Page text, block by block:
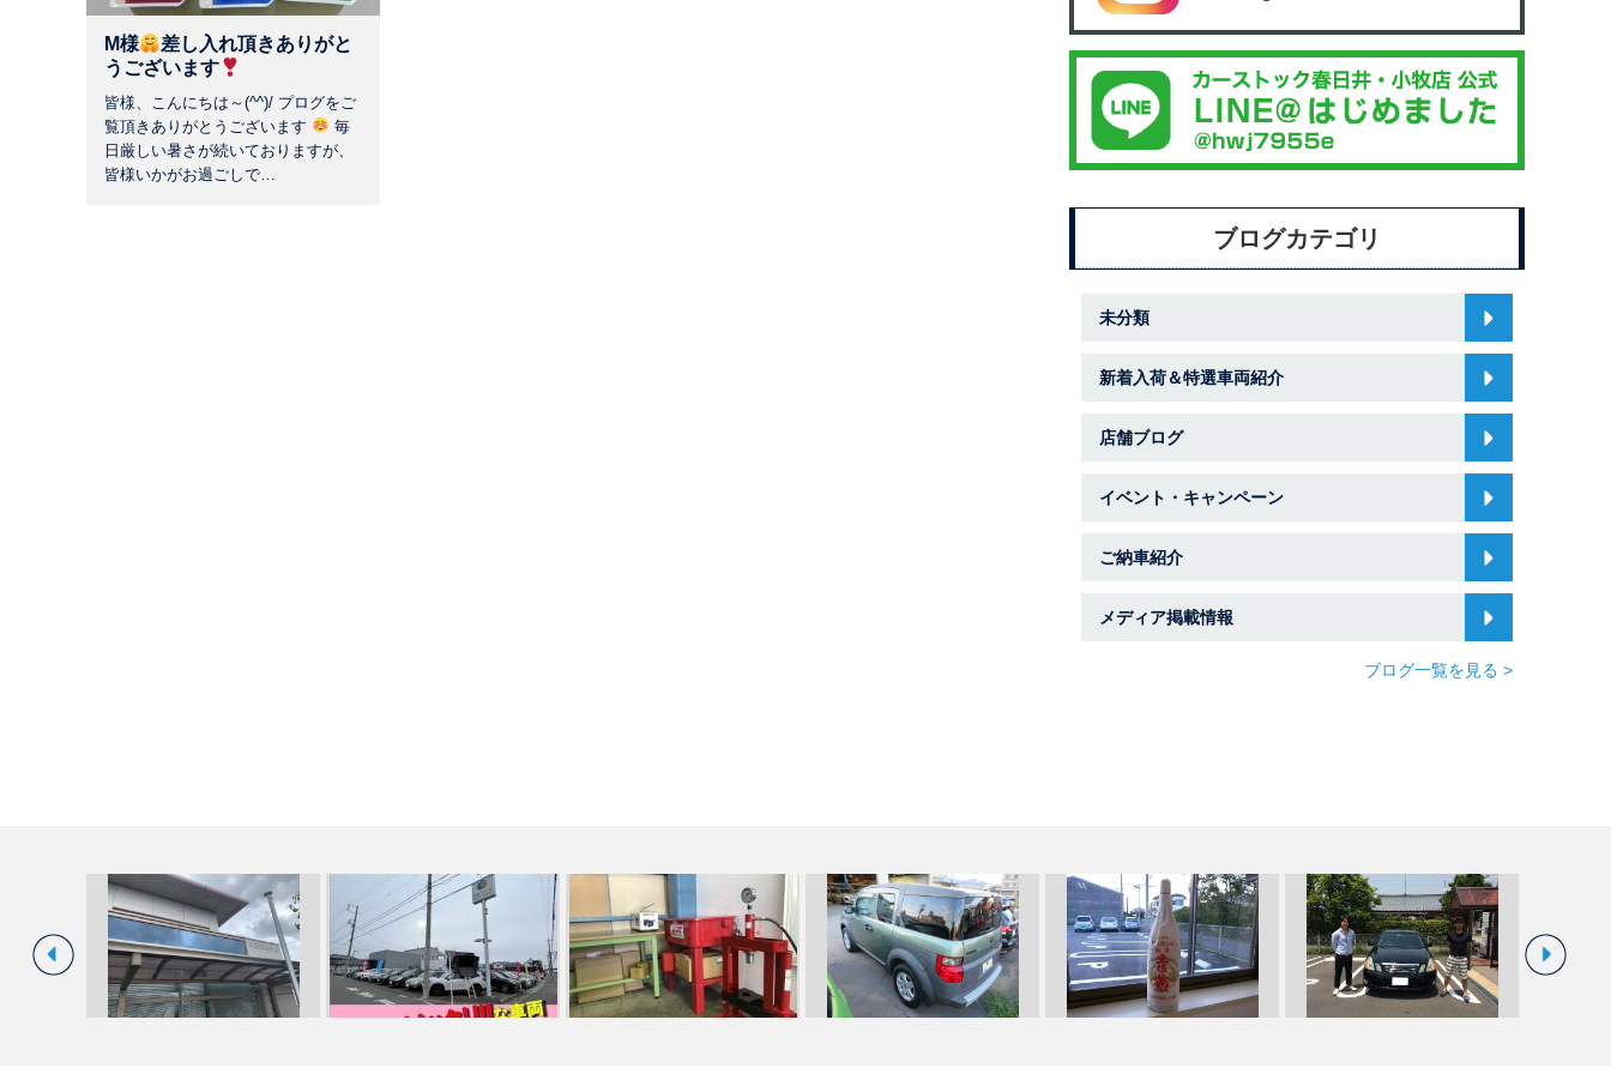
M様
差し入れ頂きありがと
うございます
皆様、こんにちは～(^^)/ プログをご
覧頂きありがとうございます
毎
日厳しい暑さが続いておりますが、
皆様いかがお過ごしで…
ブログカテゴリ
未分類
新着入荷＆特選車両紹介
店舗ブログ
イベント・キャンペーン
ご納車紹介
メディア掲載情報
ブログ一覧を見る >